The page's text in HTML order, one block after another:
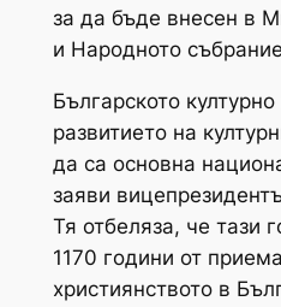
за да бъде внесен в
и Народното
Българското
развитието на
да са основна
заяви
Тя отбеляза, че тази
1170 години от
християнството в